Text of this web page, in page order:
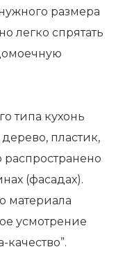
размера
легко спрятать
типа кухонь
пластик,
(фасадах).
материала
усмотрение